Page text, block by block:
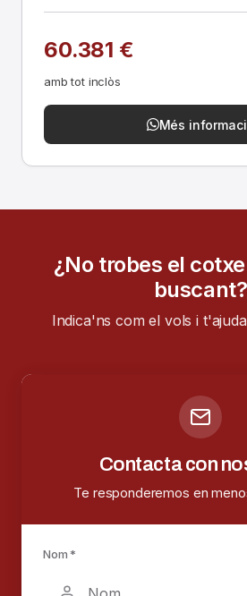
60.381 €
amb tot inclòs
Més
¿No trobes el
buscant?
Indica'ns com el vols i
Contacta con
Te responderemos en
Nom *